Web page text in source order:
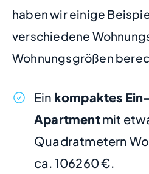
haben wir einige
verschiedene
Wohnungsgrößen
Ein kompaktes
Apartmentmit
Quadratmetern
ca. 106260 €.